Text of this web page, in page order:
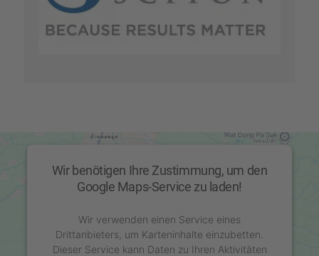
Wir benötigen Ihre Zustimmung, um den
Google Maps-Service zu laden!
Wir verwenden einen Service eines
Drittanbieters, um Karteninhalte einzubetten.
Dieser Service kann Daten zu Ihren Aktivitäten